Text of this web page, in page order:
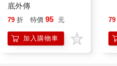
底外傳
79 折 特價 95 元
加入購物車
79